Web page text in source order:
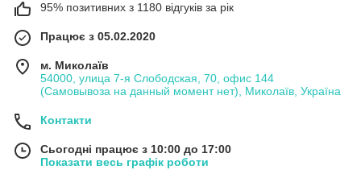
95% позитивних з 1180 відгуків за рік
Працює з 05.02.2020
м. Миколаїв
54000, улица 7-я Слободская, 70, офис 144
(Самовывоза на данный момент нет), Миколаїв, Україна
Контакти
Сьогодні працює з 10:00 до 17:00
Показати весь графік роботи